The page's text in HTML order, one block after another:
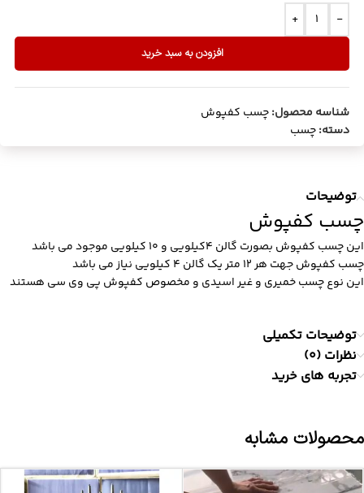
-
+
افزودن به سبد خرید
شناسه محصول:چسب کفپوش
دسته:چسب
توضیحات
چسب کفپوش
این چسب کفپوش بصورت گالن 4کیلویی و 10 کیلویی موجود می باشد
چسب کفپوش جهت هر 12 متر یک گالن 4 کیلویی نیاز می باشد
این نوع چسب خمیری و غیر اسیدی و مخصوص کفپوش پی وی سی هستند
توضیحات تکمیلی
نظرات (0)
تجربه های خرید
محصولات مشابه